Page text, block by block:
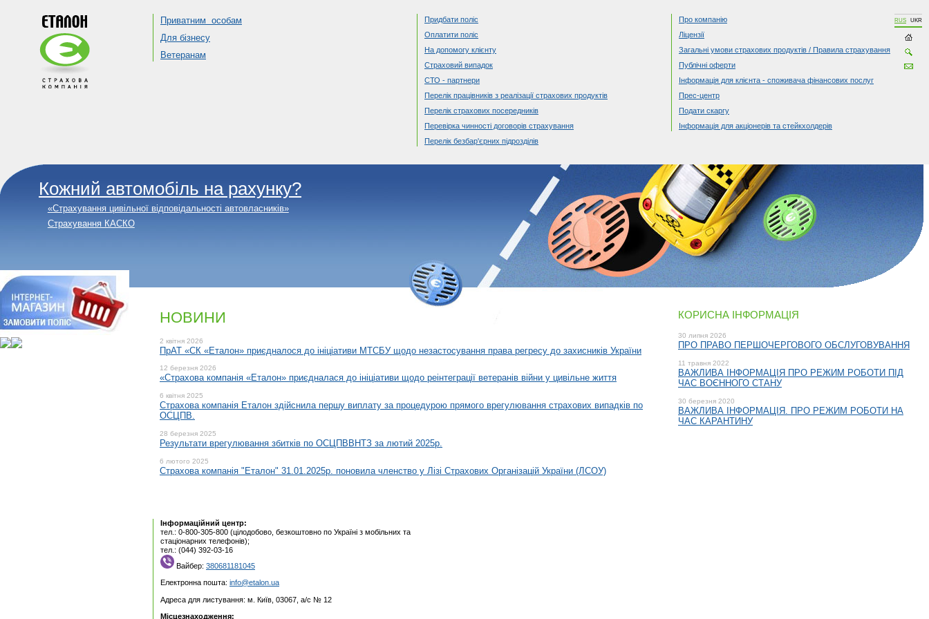
Приватним особам
Для бізнесу
Ветеранам
Придбати поліс
Оплатити поліс
На допомогу клієнту
Страховий випадок
СТО - партнери
Перелік працівників з реалізації страхових продуктів
Перелік страхових посередників
Перевірка чинності договорів страхування
Перелік безбар'єрних підрозділів
Про компанію
Ліцензії
Загальні умови страхових продуктів / Правила страхування
Публічні оферти
Інформація для клієнта - споживача фінансових послуг
Прес-центр
Подати скаргу
Інформація для акціонерів та стейкхолдерів
RUS UKR
Кожний автомобіль на рахунку?
«Страхування цивільної відповідальності автовласників»
Страхування КАСКО
НОВИНИ
2 квiтня 2026
ПрАТ «СК «Еталон» приєдналося до ініціативи МТСБУ щодо незастосування права регресу до захисників України
12 березня 2026
«Страхова компанія «Еталон» приєдналася до ініціативи щодо реінтеграції ветеранів війни у цивільне життя
6 квiтня 2025
Страхова компанія Еталон здійснила першу виплату за процедурою прямого врегулювання страхових випадків по
ОСЦПВ.
28 березня 2025
Результати врегулювання збитків по ОСЦПВВНТЗ за лютий 2025р.
6 лютого 2025
Страхова компанія "Еталон" 31.01.2025р. поновила членство у Лізі Страхових Організацій України (ЛСОУ)
КОРИСНА ІНФОРМАЦІЯ
30 липня 2026
ПРО ПРАВО ПЕРШОЧЕРГОВОГО ОБСЛУГОВУВАННЯ
11 травня 2022
ВАЖЛИВА ІНФОРМАЦІЯ ПРО РЕЖИМ РОБОТИ ПІД
ЧАС ВОЄННОГО СТАНУ
30 березня 2020
ВАЖЛИВА ІНФОРМАЦІЯ. ПРО РЕЖИМ РОБОТИ НА
ЧАС КАРАНТИНУ
Інформаційний центр:
тел.: 0-800-305-800 (цілодобово, безкоштовно по Україні з мобільних та
стаціонарних телефонів);
тел.: (044) 392-03-16
Вайбер: 380681181045
Електронна пошта: info@etalon.ua
Адреса для листування: м. Київ, 03067, а/с № 12
Місцезнаходження: